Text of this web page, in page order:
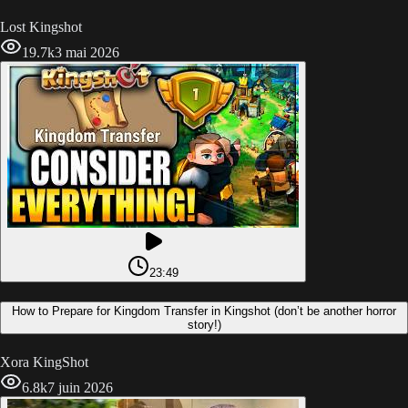
Lost Kingshot
19.7k3 mai 2026
23:49
How to Prepare for Kingdom Transfer in Kingshot (don’t be another horror
story!)
Xora KingShot
6.8k7 juin 2026